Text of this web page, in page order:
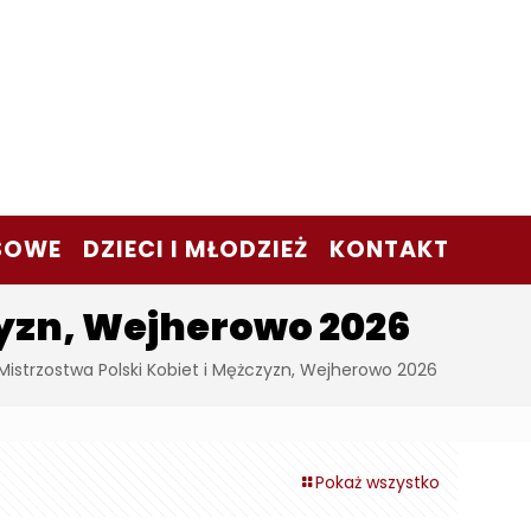
DZIECI I MŁODZIEŻ KONTAKT
Wejherowo 2026
Polski Kobiet i Mężczyzn, Wejherowo 2026
Pokaż wszystko